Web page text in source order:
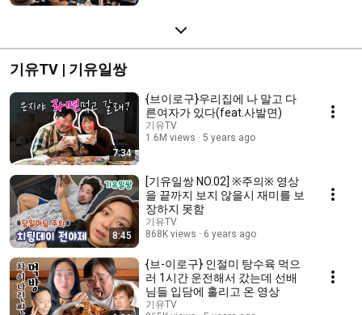
기유TV | 기유일쌍
7:34
{브이로구}우리집에 나 말고 다
른여자가 있다(feat.사발면)
기유TV
1.6M views
5 years ago
8:45
[기유일쌍 NO.02] ※주의※ 영상
을 끝까지 보지 않을시 재미를 보
장하지 못함
기유TV
868K views
6 years ago
{브-이로구} 인절미 탕수육 먹으
러 1시간 운전해서 갔는데 선배
님들 입담에 홀리고 온 영상
기유TV